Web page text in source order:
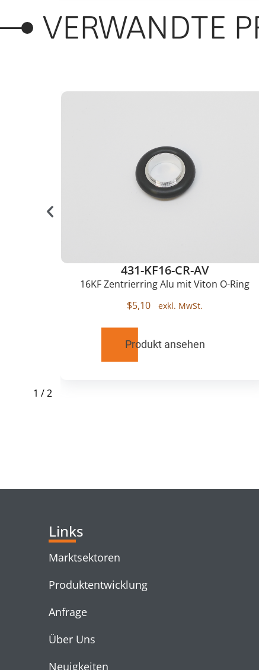
VERWANDTE
431-KF16-CR-AV
16KF Zentrierring Alu mit Viton O-Ring
$5,10
Produkt ansehen
1 /2
Links
Marktsektoren
Produktentwicklung
Anfrage
Über Uns
Neuigkeiten